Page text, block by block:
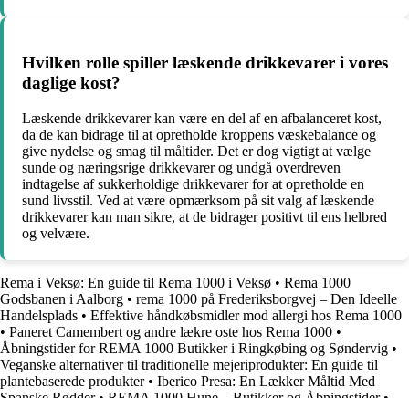
Hvilken rolle spiller læskende drikkevarer i vores
daglige kost?
Læskende drikkevarer kan være en del af en afbalanceret kost,
da de kan bidrage til at opretholde kroppens væskebalance og
give nydelse og smag til måltider. Det er dog vigtigt at vælge
sunde og næringsrige drikkevarer og undgå overdreven
indtagelse af sukkerholdige drikkevarer for at opretholde en
sund livsstil. Ved at være opmærksom på sit valg af læskende
drikkevarer kan man sikre, at de bidrager positivt til ens helbred
og velvære.
Rema i Veksø: En guide til Rema 1000 i Veksø • Rema 1000
Godsbanen i Aalborg • rema 1000 på Frederiksborgvej – Den Ideelle
Handelsplads • Effektive håndkøbsmidler mod allergi hos Rema 1000
• Paneret Camembert og andre lækre oste hos Rema 1000 •
Åbningstider for REMA 1000 Butikker i Ringkøbing og Søndervig •
Veganske alternativer til traditionelle mejeriprodukter: En guide til
plantebaserede produkter• Iberico Presa: En Lækker Måltid Med